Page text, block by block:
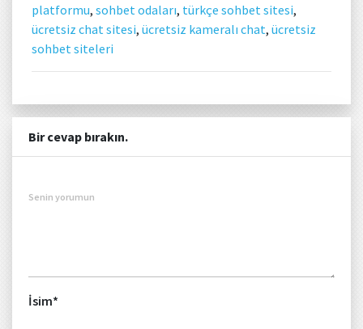
platformu, sohbet odaları, türkçe sohbet sitesi,
ücretsiz chat sitesi, ücretsiz kameralı chat, ücretsiz
sohbet siteleri
Bir cevap bırakın.
Senin yorumun
İsim*